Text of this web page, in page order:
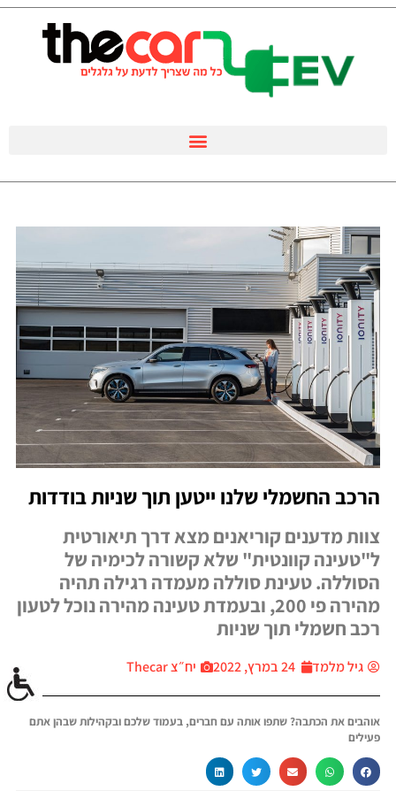
הרכב החשמלי שלנו ייטען תוך שניות בודדות
צוות מדענים קוריאנים מצא דרך תיאורטית
ל"טעינה קוונטית" שלא קשורה לכימיה של
הסוללה. טעינת סוללה מעמדה רגילה תהיה
מהירה פי 200, ובעמדת טעינה מהירה נוכל לטעון
רכב חשמלי תוך שניות
גיל מלמד 24 במרץ, 2022 יח״צ Thecar
אוהבים את הכתבה? שתפו אותה עם חברים, בעמוד שלכם ובקהילות שבהן אתם
פעילים